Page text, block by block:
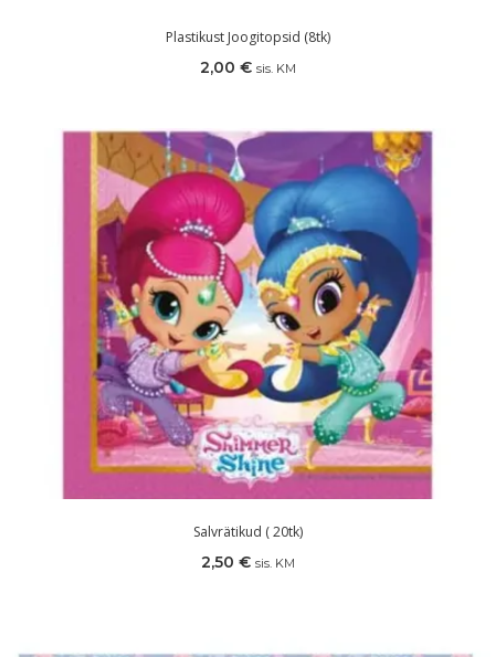
Plastikust Joogitopsid (8tk)
2,00 € sis. KM
Salvrätikud ( 20tk)
2,50 € sis. KM